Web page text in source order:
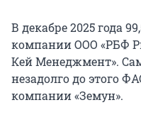
В декабре 2025 года
компании ООО «РБФ
Кей Менеджмент».
незадолго до этого
компании «Земун».